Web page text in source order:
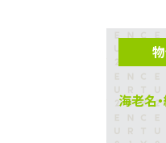
海老名